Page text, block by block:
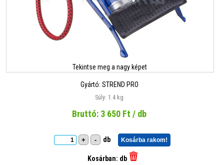
Tekintse meg a nagy képet
Gyártó: STREND PRO
Súly: 1.4 kg
Bruttó: 3 650 Ft / db
+ - db Kosárba rakom!
Kosárban: db